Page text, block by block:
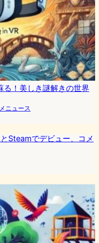
る！美しき謎解きの世界
ニュース
Steamでデビュー、コメ